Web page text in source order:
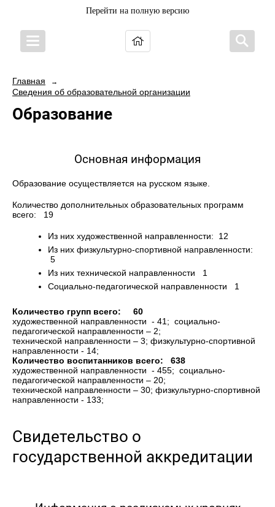
Перейти на полную версию
Главная →
Сведения об образовательной организации
Образование
Основная информация
Образование осуществляется на русском языке.
Количество дополнительных образовательных программ
всего: 19
Из них художественной направленности: 12
Из них физкультурно-спортивной направленности:
5
Из них технической направленности 1
Социально-педагогической направленности 1
Количество групп всего: 60
художественной направленности - 41; социально-
педагогической направленности – 2;
технической направленности – 3; физкультурно-спортивной
направленности - 14;
Количество воспитанников всего: 638
художественной направленности - 455; социально-
педагогической направленности – 20;
технической направленности – 30; физкультурно-спортивной
направленности - 133;
Свидетельство о
государственной аккредитации